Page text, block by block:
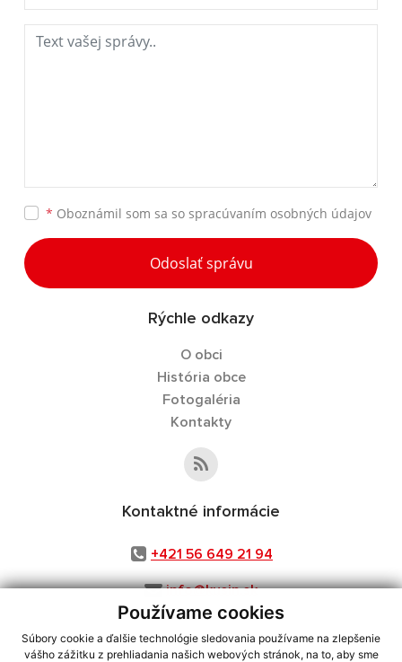
Používame cookies
Súbory cookie a ďalšie technológie sledovania používame na zlepšenie
vášho zážitku z prehliadania našich webových stránok, na to, aby sme
* Oboznámil som sa so spracúvaním osobných údajov
Odoslať správu
Rýchle odkazy
O obci
História obce
Fotogaléria
Kontakty
Kontaktné informácie
+421 56 649 21 94
info@kusin.sk